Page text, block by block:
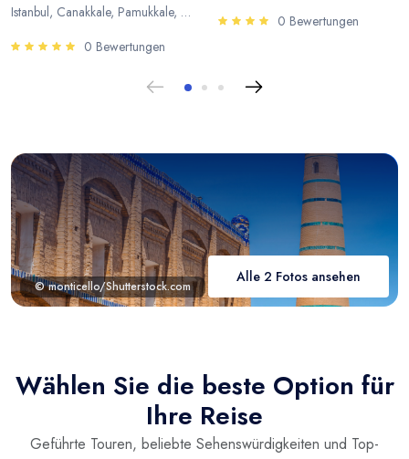
Istanbul, Canakkale, Pamukkale, Antalya
0 Bewertungen
0 Bewertungen
© monticello/Shutterstock.com
Alle 2 Fotos ansehen
Wählen Sie die beste Option für
Ihre Reise
Geführte Touren, beliebte Sehenswürdigkeiten und Top-